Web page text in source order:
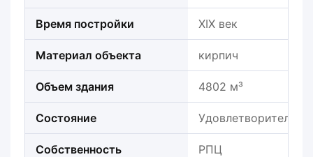
Время постройки XIX век
Материал объекта кирпич
Объем здания 4802 м³
Состояние
Собственность РПЦ